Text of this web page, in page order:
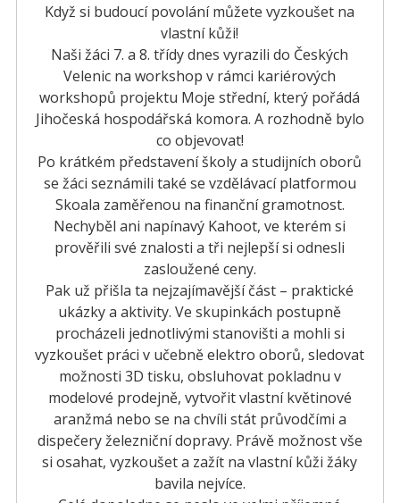
Když si budoucí povolání můžete vyzkoušet na
vlastní kůži!
Naši žáci 7. a 8. třídy dnes vyrazili do Českých
Velenic na workshop v rámci kariérových
workshopů projektu Moje střední, který pořádá
Jihočeská hospodářská komora. A rozhodně bylo
co objevovat!
Po krátkém představení školy a studijních oborů
se žáci seznámili také se vzdělávací platformou
Skoala zaměřenou na finanční gramotnost.
Nechyběl ani napínavý Kahoot, ve kterém si
prověřili své znalosti a tři nejlepší si odnesli
zasloužené ceny.
Pak už přišla ta nejzajímavější část – praktické
ukázky a aktivity. Ve skupinkách postupně
procházeli jednotlivými stanovišti a mohli si
vyzkoušet práci v učebně elektro oborů, sledovat
možnosti 3D tisku, obsluhovat pokladnu v
modelové prodejně, vytvořit vlastní květinové
aranžmá nebo se na chvíli stát průvodčími a
dispečery železniční dopravy. Právě možnost vše
si osahat, vyzkoušet a zažít na vlastní kůži žáky
bavila nejvíce.